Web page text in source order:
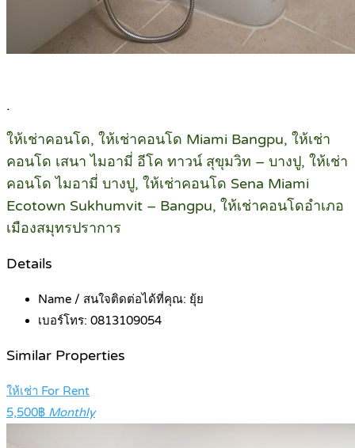
.
ให้เช่าคอนโด, ให้เช่าคอนโด Miami Bangpu, ให้เช่า
คอนโด เสนา ไมอามี่ อีโค ทาวน์ สุขุมวิท – บางปู, ให้เช่า
คอนโด ไมอามี่ บางปู, ให้เช่าคอนโด Sena Miami
Ecotown Sukhumvit – Bangpu, ให้เช่าคอนโดอำเภอ
เมืองสมุทรปราการ
Details
Name / สนใจติดต่อได้ที่คุณ: ยุ้ย
เบอร์โทร: 0813109054
Similar Properties
ให้เช่า For Rent
5,500฿ Monthly